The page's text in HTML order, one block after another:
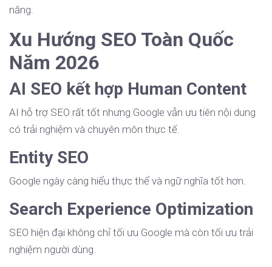
năng.
Xu Hướng SEO Toàn Quốc
Năm 2026
AI SEO kết hợp Human Content
AI hỗ trợ SEO rất tốt nhưng Google vẫn ưu tiên nội dung
có trải nghiệm và chuyên môn thực tế.
Entity SEO
Google ngày càng hiểu thực thể và ngữ nghĩa tốt hơn.
Search Experience Optimization
SEO hiện đại không chỉ tối ưu Google mà còn tối ưu trải
nghiệm người dùng.